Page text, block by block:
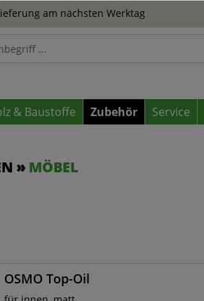
am nächsten Werktag
& Baustoffe Zubehör Service
MÖBEL
OSMO Top-Oil